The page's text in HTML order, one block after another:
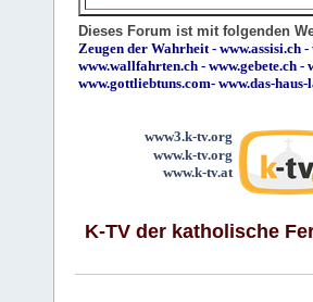
Dieses Forum ist mit folgenden
Zeugen der Wahrheit - www.assisi.ch -
www.wallfahrten.ch - www.gebete.ch -
www.gottliebtuns.com- www.das-
www3.k-tv.org
www.k-tv.org
www.k-tv.at
K-TV der katholische